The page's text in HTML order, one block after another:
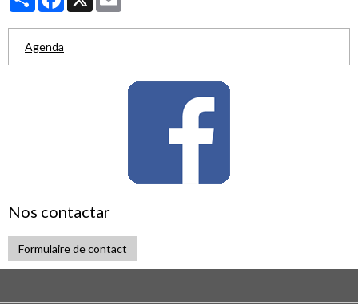
Agenda
Nos contactar
Formulaire de contact